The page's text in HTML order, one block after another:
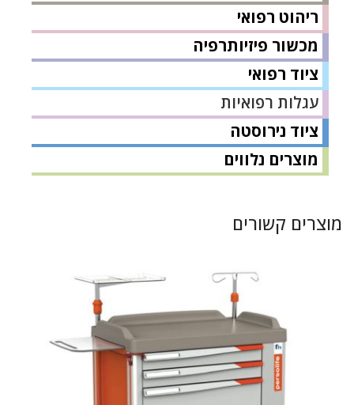
ריהוט רפואי
מכשור פיזיותרפיה
ציוד רפואי
עגלות רפואיות
ציוד נירוסטה
מוצרים נלווים
מוצרים קשורים